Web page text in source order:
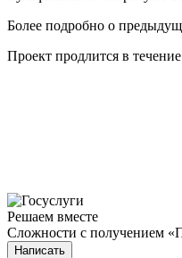
Более подробно о
Проект продлится в
Решаем вместе
Сложности с получением
Написать